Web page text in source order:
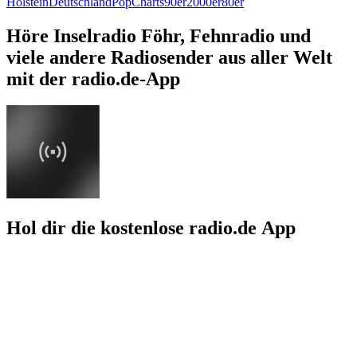
Höre Inselradio Föhr, Fehnradio und
viele andere Radiosender aus aller Welt
mit der radio.de-App
Hol dir die kostenlose radio.de App